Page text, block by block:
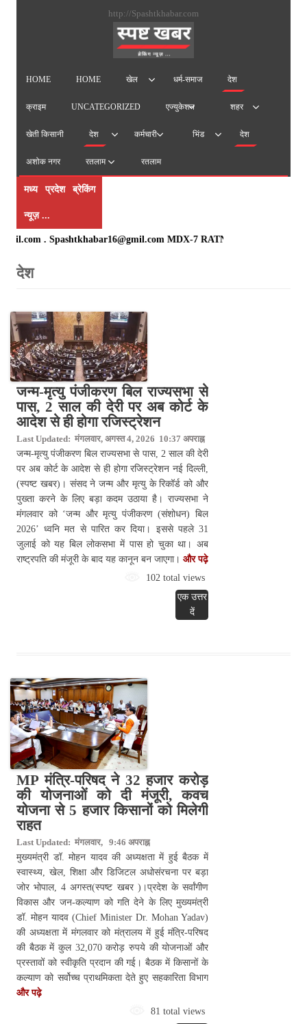
http://Spashtkhabar.com
HOME HOME खेल धर्म-समाज देश
क्राइम UNCATEGORIZED एज्युकेशन शहर
खेती किसानी देश कर्मचारी भिंड देश
अशोक नगर रतलाम रतलाम
मध्य प्रदेश ब्रेकिंग
न्यूज़ ...
MDX-7 RATN PURI RATLAM mo. 9425104324,
जन्म-मृत्यु पंजीकरण बिल राज्यसभा से
पास, 2 साल की देरी पर अब कोर्ट के
आदेश से ही होगा रजिस्ट्रेशन
Last Updated: मंगलवार, अगस्त 4, 2026 10:37 अपराह्न
जन्म-मृत्यु पंजीकरण बिल राज्यसभा से पास, 2 साल की देरी
पर अब कोर्ट के आदेश से ही होगा रजिस्ट्रेशन नई दिल्ली,
(स्पष्ट खबर)। संसद ने जन्म और मृत्यु के रिकॉर्ड को और
पुख्ता करने के लिए बड़ा कदम उठाया है। राज्यसभा ने
मंगलवार को ‘जन्म और मृत्यु पंजीकरण (संशोधन) बिल
2026’ ध्वनि मत से पारित कर दिया। इससे पहले 31
जुलाई को यह बिल लोकसभा में पास हो चुका था। अब
राष्ट्रपति की मंजूरी के बाद यह कानून बन जाएगा। और पढ़े
102 total views
एक उत्तर
दें
MP मंत्रि-परिषद ने 32 हजार करोड़
की योजनाओं को दी मंजूरी, कवच
योजना से 5 हजार किसानों को मिलेगी
राहत
Last Updated: मंगलवार, 9:46 अपराह्न
मुख्यमंत्री डॉ. मोहन यादव की अध्यक्षता में हुई बैठक में
स्वास्थ्य, खेल, शिक्षा और डिजिटल अधोसंरचना पर बड़ा
जोर भोपाल, 4 अगस्त(स्पष्ट खबर )।प्रदेश के सर्वांगीण
विकास और जन-कल्याण को गति देने के लिए मुख्यमंत्री
डॉ. मोहन यादव (Chief Minister Dr. Mohan Yadav)
की अध्यक्षता में मंगलवार को मंत्रालय में हुई मंत्रि-परिषद
की बैठक में कुल 32,070 करोड़ रुपये की योजनाओं और
प्रस्तावों को स्वीकृति प्रदान की गई। बैठक में किसानों के
कल्याण को सर्वोच्च प्राथमिकता देते हुए सहकारिता विभाग
और पढ़े
81 total views